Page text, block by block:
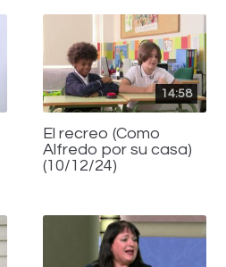
14:58
El recreo (Como
Alfredo por su casa)
(10/12/24)